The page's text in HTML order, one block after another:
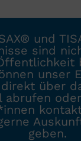
und
sind
unser
über
abrufen
geben.